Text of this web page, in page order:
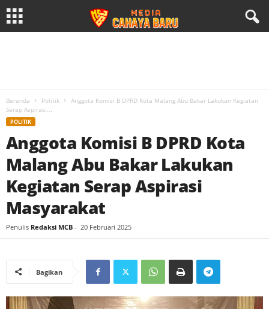
Beranda Politik
Anggota Komisi B DPRD Kota Malang Abu Bakar Lakukan Kegiatan
Serap Aspirasi...
POLITIK
Anggota Komisi B DPRD Kota
Malang Abu Bakar Lakukan
Kegiatan Serap Aspirasi
Masyarakat
Penulis Redaksi MCB - 20 Februari 2025
Bagikan